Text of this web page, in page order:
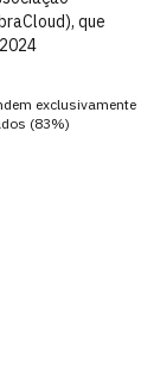
que
exclusivamente
(83%)